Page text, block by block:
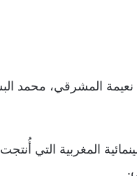
نعيمة المشرقي، محمد